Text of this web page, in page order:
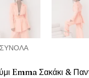
ΣΎΝΟΛΑ
Emma Σακάκι &